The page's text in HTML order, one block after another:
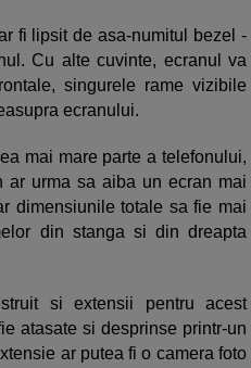
fi lipsit de asa-numitul bezel -
Cu alte cuvinte, ecranul va
singurele rame vizibile
ecranului.
mai mare parte a telefonului,
ar urma sa aiba un ecran mai
dimensiunile totale sa fie mai
din stanga si din dreapta
si extensii pentru acest
atasate si desprinse printr-un
ar putea fi o camera foto